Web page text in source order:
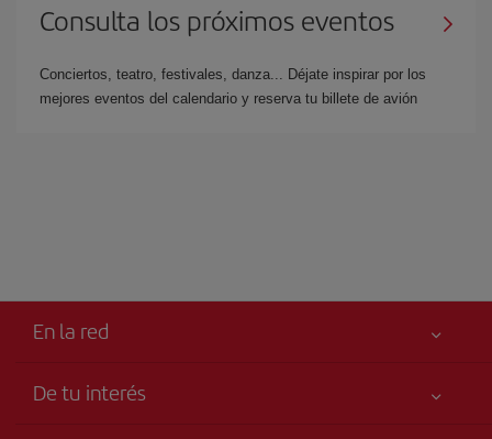
Consulta los próximos eventos
Conciertos, teatro, festivales, danza... Déjate inspirar por los
mejores eventos del calendario y reserva tu billete de avión
En la red
De tu interés